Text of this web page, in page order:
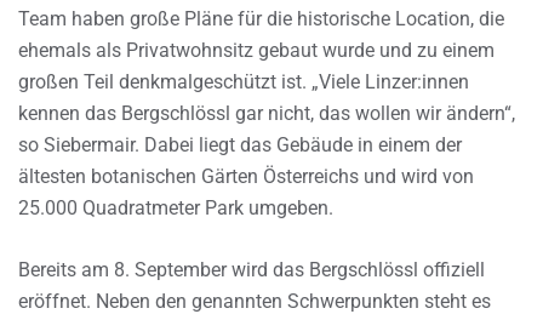
Team haben große Pläne für die historische Location, die
ehemals als Privatwohnsitz gebaut wurde und zu einem
großen Teil denkmalgeschützt ist. „Viele Linzer:innen
kennen das Bergschlössl gar nicht, das wollen wir ändern“,
so Siebermair. Dabei liegt das Gebäude in einem der
ältesten botanischen Gärten Österreichs und wird von
25.000 Quadratmeter Park umgeben.
Bereits am 8. September wird das Bergschlössl offiziell
eröffnet. Neben den genannten Schwerpunkten steht es